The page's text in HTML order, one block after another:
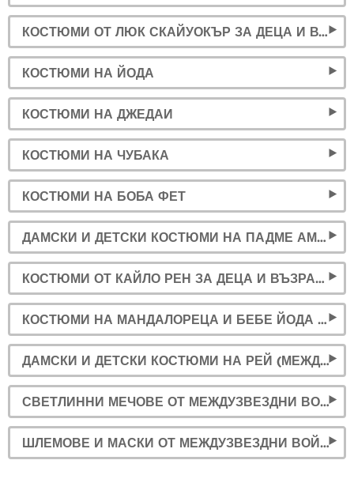
КОСТЮМИ ОТ ЛЮК СКАЙУОКЪР ЗА ДЕЦА И ВЪЗРАСТНИ
КОСТЮМИ НА ЙОДА
КОСТЮМИ НА ДЖЕДАИ
КОСТЮМИ НА ЧУБАКА
КОСТЮМИ НА БОБА ФЕТ
ДАМСКИ И ДЕТСКИ КОСТЮМИ НА ПАДМЕ АМИДАЛА
КОСТЮМИ ОТ КАЙЛО РЕН ЗА ДЕЦА И ВЪЗРАСТНИ
КОСТЮМИ НА МАНДАЛОРЕЦА И БЕБЕ ЙОДА ЗА ВЪЗРАСТНИ И ДЕЦА
ДАМСКИ И ДЕТСКИ КОСТЮМИ НА РЕЙ (МЕЖДУЗВЕЗДНИ ВОЙНИ)
СВЕТЛИННИ МЕЧОВЕ ОТ МЕЖДУЗВЕЗДНИ ВОЙНИ (ВСИЧКИ ГЕРОИ)
ШЛЕМОВЕ И МАСКИ ОТ МЕЖДУЗВЕЗДНИ ВОЙНИ